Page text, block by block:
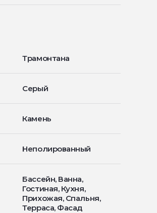
Трамонтана
Серый
Камень
Неполированный
Бассейн, Ванна,
Гостиная, Кухня,
Прихожая, Спальня,
Терраса, Фасад